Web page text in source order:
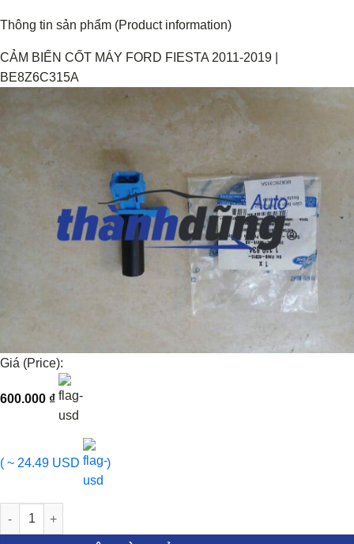
Thông tin sản phẩm (Product information)
CẢM BIẾN CỐT MÁY FORD FIESTA 2011-2019 |
BE8Z6C315A
Giá (Price):
600.000 ₫
( ~ 24.49 USD )
CẢM BIẾN CỐT MÁY FORD FIESTA 2011-2019 | BE8Z6C315A số